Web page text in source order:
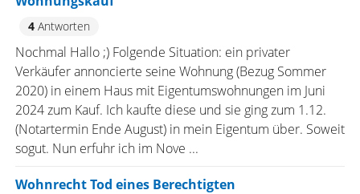
4Antworten
Nochmal Hallo ;) Folgende Situation: ein privater
Verkäufer annoncierte seine Wohnung (Bezug Sommer
2020) in einem Haus mit Eigentumswohnungen im Juni
2024 zum Kauf. Ich kaufte diese und sie ging zum 1.12.
(Notartermin Ende August) in mein Eigentum über. Soweit
sogut. Nun erfuhr ich im Nove ...
Wohnrecht Tod eines Berechtigten